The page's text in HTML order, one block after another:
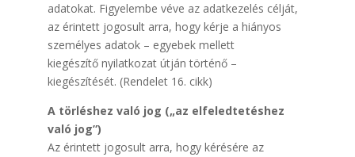
adatokat. Figyelembe véve az adatkezelés célját,
az érintett jogosult arra, hogy kérje a hiányos
személyes adatok – egyebek mellett
kiegészítő nyilatkozat útján történő –
kiegészítését. (Rendelet 16. cikk)
A törléshez való jog („az elfeledtetéshez
való jog”)
Az érintett jogosult arra, hogy kérésére az